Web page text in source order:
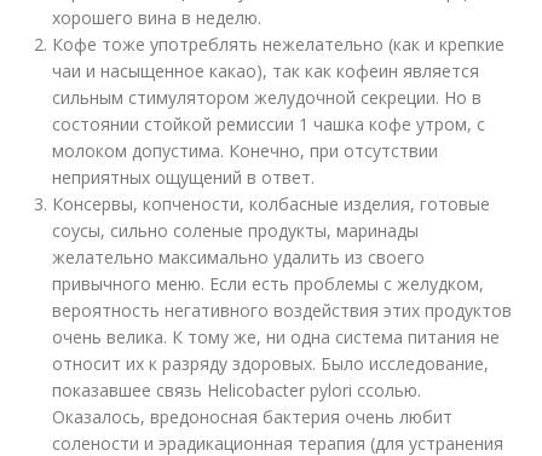
хорошего вина в неделю.
Кофе тоже употреблять нежелательно (как и крепкие
чаи и насыщенное какао), так как кофеин является
сильным стимулятором желудочной секреции. Но в
состоянии стойкой ремиссии 1 чашка кофе утром, с
молоком допустима. Конечно, при отсутствии
неприятных ощущений в ответ.
Консервы, копчености, колбасные изделия, готовые
соусы, сильно соленые продукты, маринады
желательно максимально удалить из своего
привычного меню. Если есть проблемы с желудком,
вероятность негативного воздействия этих продуктов
очень велика. К тому же, ни одна система питания не
относит их к разряду здоровых. Было исследование,
показавшее связь Helicobacter pylori cсолью.
Оказалось, вредоносная бактерия очень любит
солености и эрадикационная терапия (для устранения